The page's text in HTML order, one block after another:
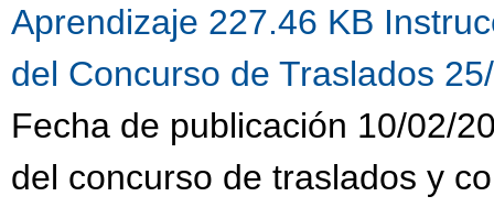
Aprendizaje 227.46 KB
del Concurso de Traslados
Fecha de publicación 10/02/
del concurso de traslados y